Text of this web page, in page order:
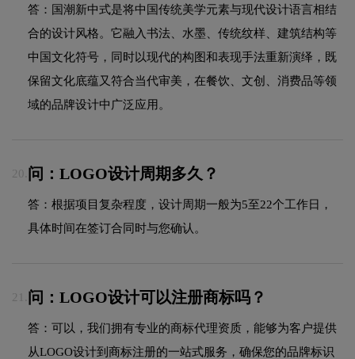
答：国潮新中式是将中国传统美学元素与现代设计语言相结
合的设计风格。它融入书法、水墨、传统纹样、建筑结构等
中国文化符号，同时以现代的构图和表现手法重新演绎，既
保留文化底蕴又符合当代审美，在餐饮、文创、消费品等领
域的品牌设计中广泛应用。
20. 问：LOGO设计周期多久？
答：根据项目复杂程度，设计周期一般为5至22个工作日，
具体时间在签订合同时与您确认。
21. 问：LOGO设计可以注册商标吗？
答：可以，我们拥有专业的商标代理资质，能够为客户提供
从LOGO设计到商标注册的一站式服务，确保您的品牌标识